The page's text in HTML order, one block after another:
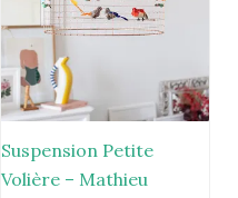
Suspension Petite
Volière – Mathieu